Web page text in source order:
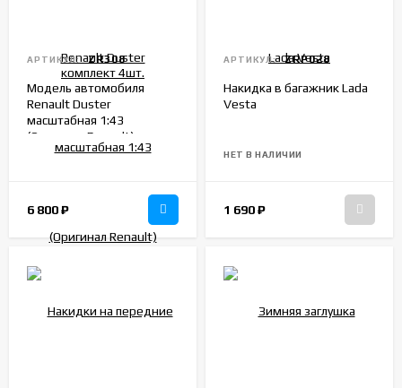
АРТИКУЛ: ZR308
Модель автомобиля
Renault Duster
масштабная 1:43
(Оригинал Renault)
6 800₽
АРТИКУЛ: ZRP028
Накидка в багажник Lada
Vesta
НЕТ В НАЛИЧИИ
1 690₽